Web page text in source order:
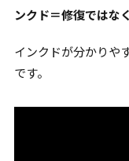
ンクド＝修復ではな
インクドが分かりや
です。